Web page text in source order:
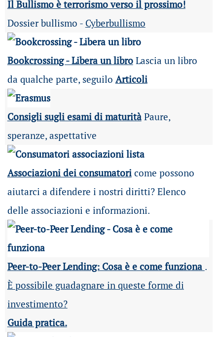
Il Bullismo è terrorismo verso il prossimo!
Dossier bullismo - Cyberbullismo
Bookcrossing - Libera un libroLascia un libro
da qualche parte, seguilo Articoli
Consigli sugli esami di maturità Paure,
speranze, aspettative
Associazioni dei consumatoricome possono
aiutarci a difendere i nostri diritti? Elenco
delle associazioni e informazioni.
Peer-to-Peer Lending: Cosa è e come funziona .
È possibile guadagnare in queste forme di
investimento?
Guida pratica.